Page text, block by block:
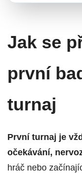
Jak se
první
turnaj
První turnaj je
očekávání,
hráč nebo